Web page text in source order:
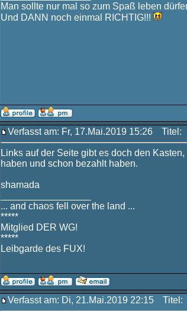
Man sollte nur mal so zum Spaß leben
Und DANN noch einmal RICHTIG!!!
Verfasst am: Fr, 17.Mai.2019 15:26 Titel:
Links auf der Seite gibt es doch den
haben und schon bezahlt haben.
shamada
... and chaos fell over the land ...
*****
Mitglied DER WG!
*****
Leibgarde des FUX!
Verfasst am: Di, 21.Mai.2019 22:15 Titel: